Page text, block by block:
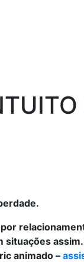
situações
animado –